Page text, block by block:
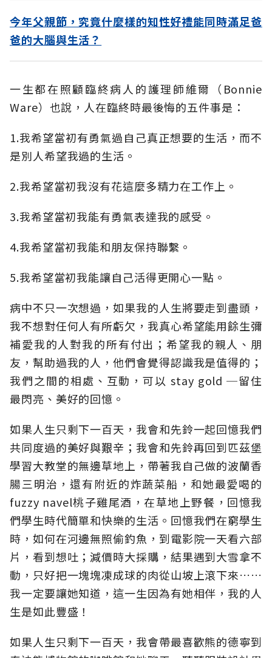
今年父親節，究竟什麼樣的知性好禮能同時滿足爸
爸的大腦與生活？
一生都在照顧臨終病人的護理師維爾（Bonnie
Ware）也說，人在臨終時最後悔的五件事是：
1.我希望當初有勇氣過自己真正想要的生活，而不
是別人希望我過的生活。
2.我希望當初我沒有花這麼多精力在工作上。
3.我希望當初我能有勇氣表達我的感受。
4.我希望當初我能和朋友保持聯繫。
5.我希望當初我能讓自己活得更開心一點。
病中不只一次想過，如果我的人生將要走到盡頭，
我不想對任何人有所虧欠，我真心希望能用餘生彌
補愛我的人對我的所有付出；希望我的親人、朋
友，幫助過我的人，他們會覺得認識我是值得的；
我們之間的相處、互動，可以 stay gold ─留住
最閃亮、美好的回憶。
如果人生只剩下一百天，我會和先鈴一起回憶我們
共同度過的美好與艱辛；我會和先鈴再回到匹茲堡
學習大教堂的無邊草地上，帶著我自己做的波蘭香
腸三明治，還有附近的炸蔬菜船，和她最愛喝的
fuzzy navel桃子雞尾酒，在草地上野餐，回憶我
們學生時代簡單和快樂的生活。回憶我們在窮學生
時，如何在河邊無照偷釣魚，到電影院一天看六部
片，看到想吐；減價時大採購，結果遇到大雪拿不
動，只好把一塊塊凍成球的肉從山坡上滾下來……
我一定要讓她知道，這一生因為有她相伴，我的人
生是如此豐盛！
如果人生只剩下一百天，我會帶最喜歡熊的德寧到